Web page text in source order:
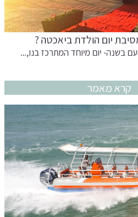
יום הולדת ביאכטה ?
בשנה- יום מיוחד המתרכז בנו,...
קרא מאמר